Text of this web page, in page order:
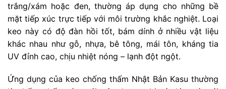
trắng/xám hoặc đen, thường áp dụng cho những bề
mặt tiếp xúc trực tiếp với môi trường khắc nghiệt. Loại
keo này có độ đàn hồi tốt, bám dính ở nhiều vật liệu
khác nhau như gỗ, nhựa, bê tông, mái tôn, kháng tia
UV đỉnh cao, chịu nhiệt nóng – lạnh đột ngột.
Ứng dụng của keo chống thấm Nhật Bản Kasu thường